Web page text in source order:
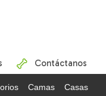
Contáctanos
Camas Casas